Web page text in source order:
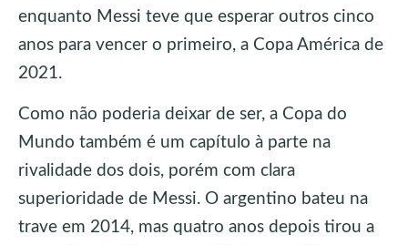
enquanto Messi teve que esperar outros cinco
anos para vencer o primeiro, a Copa América de
2021.
Como não poderia deixar de ser, a Copa do
Mundo também é um capítulo à parte na
rivalidade dos dois, porém com clara
superioridade de Messi. O argentino bateu na
trave em 2014, mas quatro anos depois tirou a